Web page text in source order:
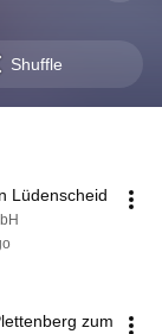
Shuffle
Lüdenscheid
zum